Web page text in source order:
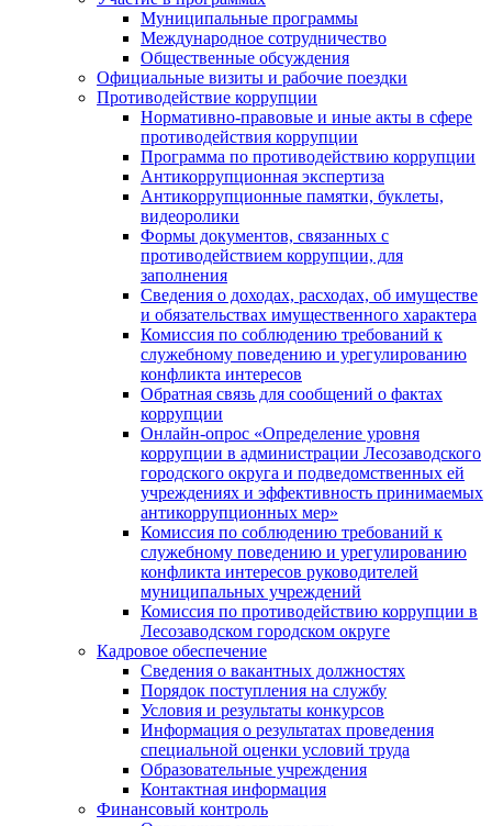
Муниципальные программы
Международное сотрудничество
Общественные обсуждения
Официальные визиты и рабочие поездки
Противодействие коррупции
Нормативно-правовые и иные акты в сфере
противодействия коррупции
Программа по противодействию коррупции
Антикоррупционная экспертиза
Антикоррупционные памятки, буклеты,
видеоролики
Формы документов, связанных с
противодействием коррупции, для
заполнения
Сведения о доходах, расходах, об имуществе
и обязательствах имущественного характера
Комиссия по соблюдению требований к
служебному поведению и урегулированию
конфликта интересов
Обратная связь для сообщений о фактах
коррупции
Онлайн-опрос «Определение уровня
коррупции в администрации Лесозаводского
городского округа и подведомственных ей
учреждениях и эффективность принимаемых
антикоррупционных мер»
Комиссия по соблюдению требований к
служебному поведению и урегулированию
конфликта интересов руководителей
муниципальных учреждений
Комиссия по противодействию коррупции в
Лесозаводском городском округе
Кадровое обеспечение
Сведения о вакантных должностях
Порядок поступления на службу
Условия и результаты конкурсов
Информация о результатах проведения
специальной оценки условий труда
Образовательные учреждения
Контактная информация
Финансовый контроль